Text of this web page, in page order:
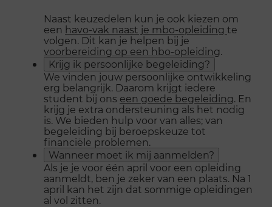
Naast keuzedelen kun je ook kiezen om
een havo-vak naast je mbo-opleiding te
volgen. Dit kan je helpen bij je
voorbereiding op een hbo-opleiding.
Krijg ik persoonlijke begeleiding?
We vinden jouw persoonlijke ontwikkeling
erg belangrijk. Daarom krijgt iedere
student bij ons een goede begeleiding. En
krijg je extra ondersteuning als het nodig
is. We bieden hulp voor van alles; van
begeleiding bij beroepskeuze tot
financiële problemen.
Wanneer moet ik mij aanmelden?
Als je je voor één april voor een opleiding
aanmeldt, ben je zeker van een plaats. Na 1
april kan het zijn dat sommige opleidingen
al vol zitten.